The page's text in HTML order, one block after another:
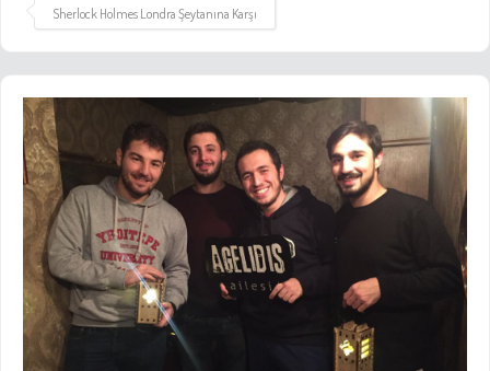
Sherlock Holmes Londra Şeytanına Karşı